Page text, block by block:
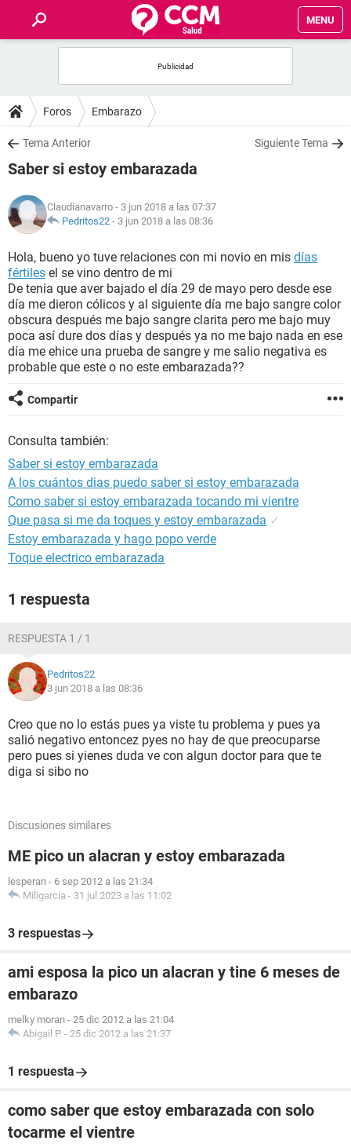
MENU
FOROS
SALUD
NUTRICIÓN
BIENESTAR
SEXUALIDAD
GLOSARIO
Foros Embarazo
Tema Anterior Siguiente Tema
Saber si estoy embarazada
Claudianavarro - 3 jun 2018 a las 07:37
Pedritos22 - 3 jun 2018 a las 08:36
Hola, bueno yo tuve relaciones con mi novio en mis días
fértiles el se vino dentro de mi
De tenia que aver bajado el día 29 de mayo pero desde ese
día me dieron cólicos y al siguiente día me bajo sangre color
obscura después me bajo sangre clarita pero me bajo muy
poca así dure dos días y después ya no me bajo nada en ese
día me ehice una prueba de sangre y me salio negativa es
probable que este o no este embarazada??
Compartir
Consulta también:
Saber si estoy embarazada
A los cuántos dias puedo saber si estoy embarazada
Como saber si estoy embarazada tocando mi vientre
Que pasa si me da toques y estoy embarazada ✓
Estoy embarazada y hago popo verde
Toque electrico embarazada
1 respuesta
RESPUESTA 1 / 1
Pedritos22
3 jun 2018 a las 08:36
Creo que no lo estás pues ya viste tu problema y pues ya
salió negativo entoncez pyes no hay de que preocuparse
pero pues si yienes duda ve con algun doctor para que te
diga si sibo no
Discusiones similares
ME pico un alacran y estoy embarazada
lesperan - 6 sep 2012 a las 21:34
Miligarcia - 31 jul 2023 a las 11:02
3 respuestas
ami esposa la pico un alacran y tine 6 meses de
embarazo
melky moran - 25 dic 2012 a las 21:04
Abigail P. - 25 dic 2012 a las 21:37
1 respuesta
como saber que estoy embarazada con solo
tocarme el vientre